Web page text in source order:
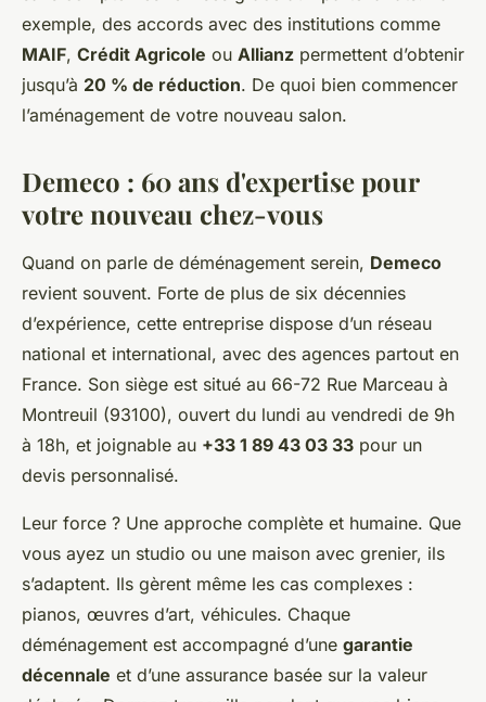
exemple, des accords avec des institutions comme
MAIF, Crédit Agricole ou Allianz permettent d’obtenir
jusqu’à 20 % de réduction. De quoi bien commencer
l’aménagement de votre nouveau salon.
Demeco : 60 ans d'expertise pour
votre nouveau chez-vous
Quand on parle de déménagement serein, Demeco
revient souvent. Forte de plus de six décennies
d’expérience, cette entreprise dispose d’un réseau
national et international, avec des agences partout en
France. Son siège est situé au 66-72 Rue Marceau à
Montreuil (93100), ouvert du lundi au vendredi de 9h
à 18h, et joignable au +33 1 89 43 03 33 pour un
devis personnalisé.
Leur force ? Une approche complète et humaine. Que
vous ayez un studio ou une maison avec grenier, ils
s’adaptent. Ils gèrent même les cas complexes :
pianos, œuvres d’art, véhicules. Chaque
déménagement est accompagné d’une garantie
décennale et d’une assurance basée sur la valeur